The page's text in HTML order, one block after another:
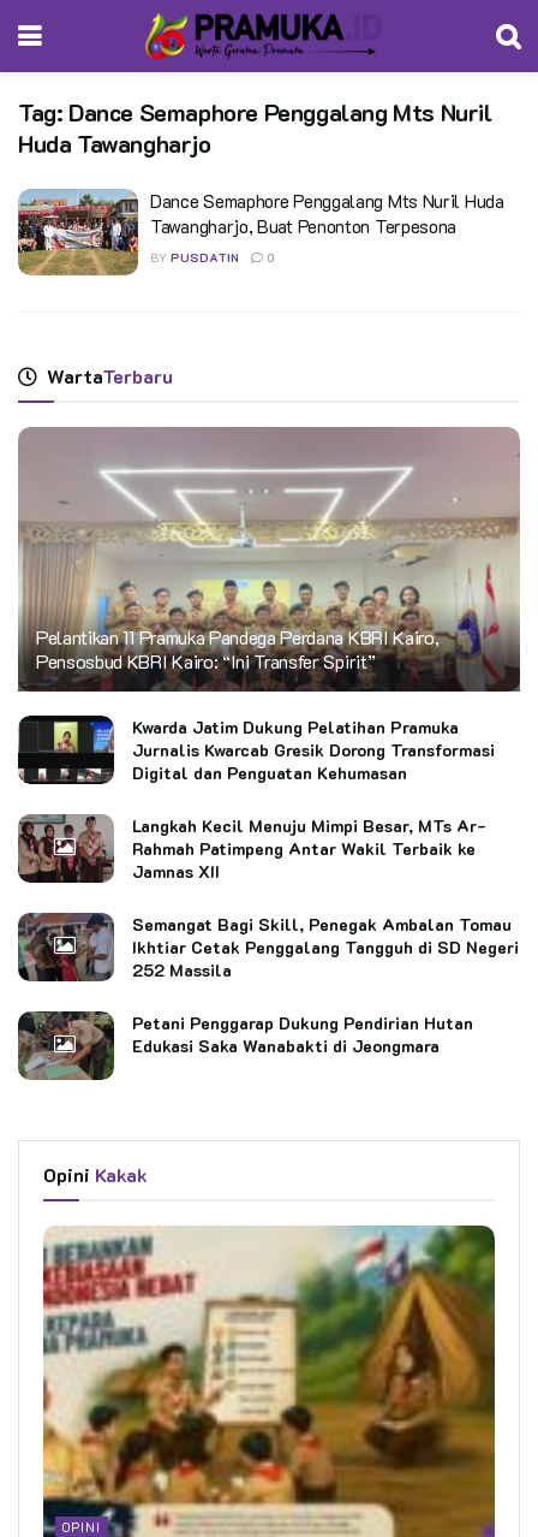
Tag: Dance Semaphore Penggalang Mts Nuril
Huda Tawangharjo
Dance Semaphore Penggalang Mts Nuril Huda
Tawangharjo, Buat Penonton Terpesona
BY PUSDATIN 0
WartaTerbaru
Pelantikan 11 Pramuka Pandega Perdana KBRI Kairo,
Pensosbud KBRI Kairo: “Ini Transfer Spirit”
Kwarda Jatim Dukung Pelatihan Pramuka
Jurnalis Kwarcab Gresik Dorong Transformasi
Digital dan Penguatan Kehumasan
Langkah Kecil Menuju Mimpi Besar, MTs Ar-
Rahmah Patimpeng Antar Wakil Terbaik ke
Jamnas XII
Semangat Bagi Skill, Penegak Ambalan Tomau
Ikhtiar Cetak Penggalang Tangguh di SD Negeri
252 Massila
Petani Penggarap Dukung Pendirian Hutan
Edukasi Saka Wanabakti di Jeongmara
Opini Kakak
OPINI